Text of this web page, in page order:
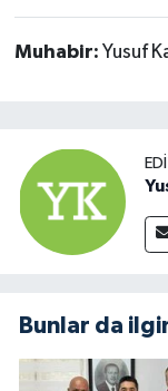
Muhabir: Yusuf
Bunlar da